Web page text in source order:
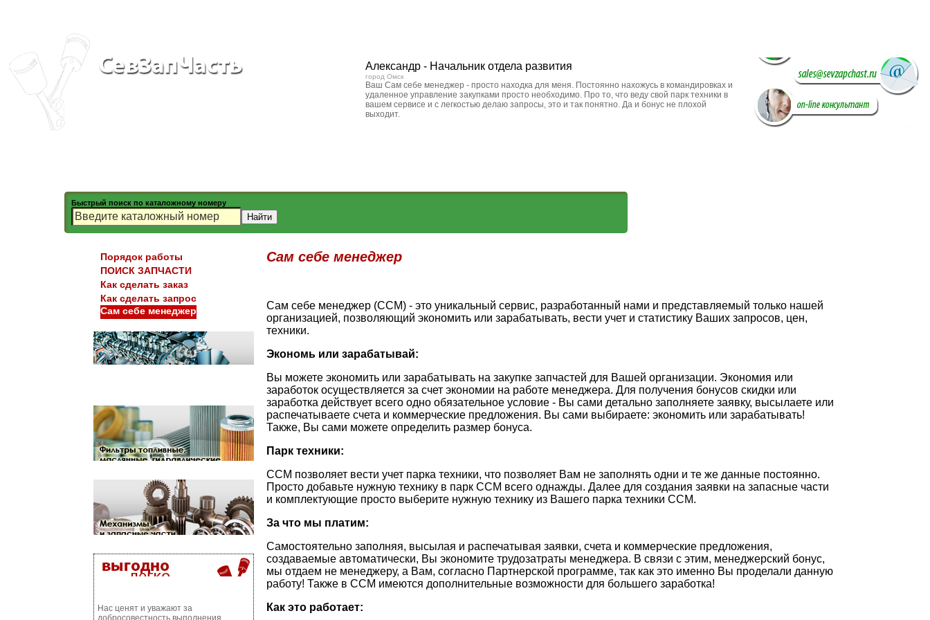
Быстрый поиск по каталожному номеру
Александр - Начальник отдела развития
город Омск
Ваш Сам себе менеджер - просто находка для меня. Постоянно нахожусь в командировках и
удаленное управление закупками просто необходимо. Про то, что веду свой парк техники в
вашем сервисе и с легкостью делаю запросы, это и так понятно. Да и бонус не плохой
выходит.
Порядок работы
ПОИСК ЗАПЧАСТИ
Как сделать заказ
Как сделать запрос
Сам себе менеджер
Нас ценят и уважают за
добросовестность выполнения
Сам себе менеджер
Сам себе менеджер (ССМ) - это уникальный сервис, разработанный нами и представляемый только нашей
организацией, позволяющий экономить или зарабатывать, вести учет и статистику Ваших запросов, цен,
техники.
Экономь или зарабатывай:
Вы можете экономить или зарабатывать на закупке запчастей для Вашей организации. Экономия или
заработок осуществляется за счет экономии на работе менеджера. Для получения бонусов скидки или
заработка действует всего одно обязательное условие - Вы сами детально заполняете заявку, высылаете или
распечатываете счета и коммерческие предложения. Вы сами выбираете: экономить или зарабатывать!
Также, Вы сами можете определить размер бонуса.
Парк техники:
ССМ позволяет вести учет парка техники, что позволяет Вам не заполнять одни и те же данные постоянно.
Просто добавьте нужную технику в парк ССМ всего однажды. Далее для создания заявки на запасные части
и комплектующие просто выберите нужную технику из Вашего парка техники ССМ.
За что мы платим:
Самостоятельно заполняя, высылая и распечатывая заявки, счета и коммерческие предложения,
создаваемые автоматически, Вы экономите трудозатраты менеджера. В связи с этим, менеджерский бонус,
мы отдаем не менеджеру, а Вам, согласно Партнерской программе, так как это именно Вы проделали данную
работу! Также в ССМ имеются дополнительные возможности для большего заработка!
Как это работает: